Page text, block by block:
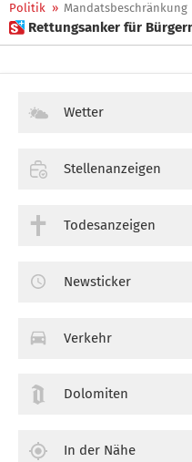
Politik » Mandatsbeschränkung
Wetter
Stellenanzeigen
Todesanzeigen
Newsticker
Verkehr
Dolomiten
In der Nähe